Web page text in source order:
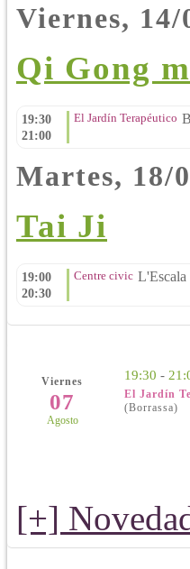
Viernes, 14/
Qi Gong
19:30
21:00
El Jardín Terapéutico
Martes, 18/
Tai Ji
19:00
20:30
Centre civic L'Escala
Viernes
07
Agosto
19:30 -
El Jardín
(Borrassa)
[+]